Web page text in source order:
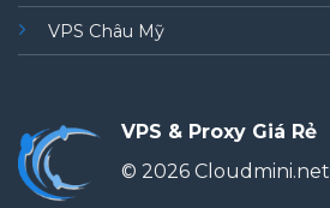
VPS Châu Mỹ
VPS & Proxy Giá Rẻ
© 2026 Cloudmini.net